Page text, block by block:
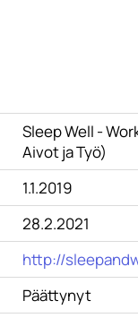
Sleep Well -
Aivot ja Työ)
1.1.2019
28.2.2021
http://
Päättynyt